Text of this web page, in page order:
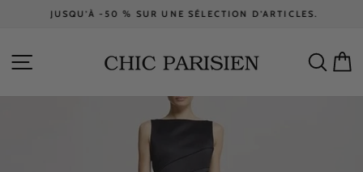
JUSQU’À -50 % SUR UNE SÉLECTION D’ARTICLES.